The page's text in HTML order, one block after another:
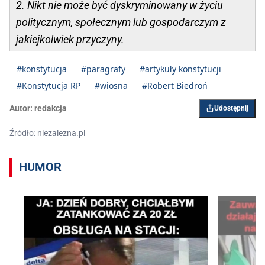
2. Nikt nie może być dyskryminowany w życiu
politycznym, społecznym lub gospodarczym z
jakiejkolwiek przyczyny.
#konstytucja #paragrafy
#artykuły konstytucji
#Konstytucja RP
#wiosna #Robert Biedroń
Autor: redakcja Udostępnij
Źródło: niezalezna.pl
HUMOR